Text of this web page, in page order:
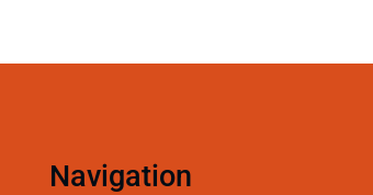
Navigation